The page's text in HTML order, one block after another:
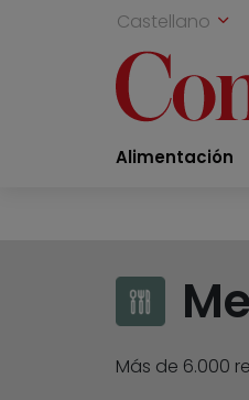
Castellano
Alimentación
Más de 6.000